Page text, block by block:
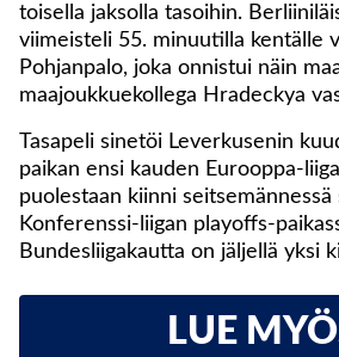
toisella jaksolla tasoihin.
viimeisteli 55. minuutilla kentälle
Pohjanpalo, joka onnistui näin
maajoukkuekollega Hradeckya
Tasapeli sinetöi Leverkusenin
paikan ensi kauden Eurooppa-
puolestaan kiinni seitsemännessä
Konferenssi-liigan playoffs-
Bundesliigakautta on jäljellä yksi
LUE